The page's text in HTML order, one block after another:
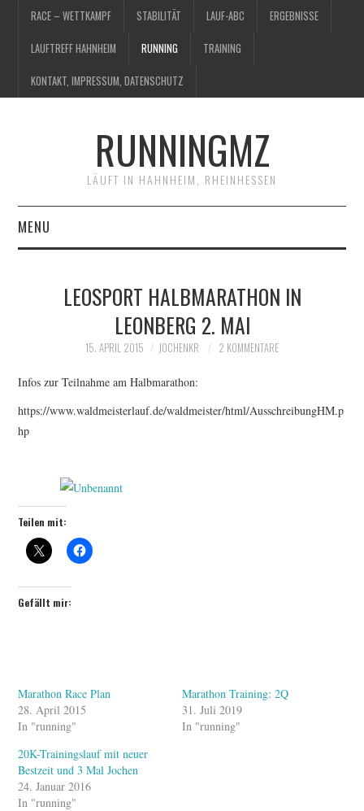
RACE – WETTKAMPF STABILITÄT LAUF-ABC ERGEBNISSE
LAUFTREFF HAHNHEIM RUNNING TRAINING
KONTAKT, IMPRESSUM, DATENSCHUTZ
RUNNINGMZ
LÄUFT IN HAHNHEIM, RHEINHESSEN
MENU
STABILITÄT
LAUF-ABC
ERGEBNISSE
RUNNING
TRAINING
KONTAKT, IMPRESSUM,
DATENSCHUTZ
LEOSPORT HALBMARATHON IN
LEONBERG 2. MAI
15. APRIL 2015 JOCHENKR 2 KOMMENTARE
Infos zur Teilnahme am Halbmarathon:
https://www.waldmeisterlauf.de/waldmeister/html/AusschreibungHM.p
hp
Teilen mit:
Gefällt mir:
Marathon Race Plan
28. April 2015
In "running"
Marathon Training: 2Q
31. Juli 2019
In "running"
20K-Trainingslauf mit neuer
Bestzeit und 3 Mal Jochen
24. Januar 2016
In "running"